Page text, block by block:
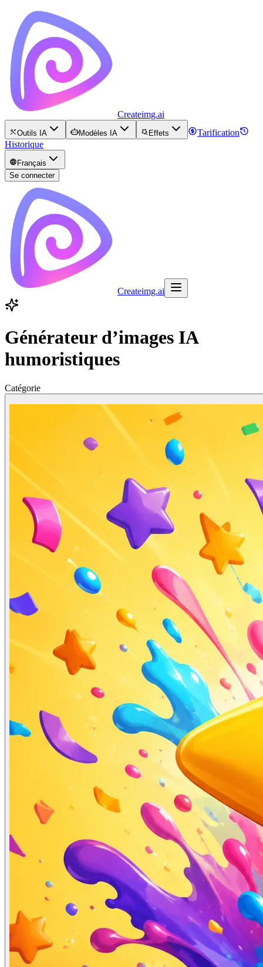
Createimg.ai
Outils IA Modèles IA Effets
Tarification
Historique
Français
Se connecter
Createimg.ai
Générateur d’images IA
humoristiques
Catégorie